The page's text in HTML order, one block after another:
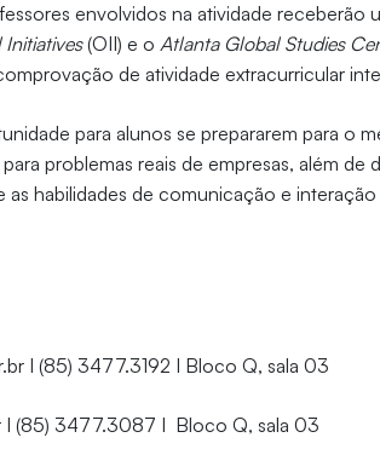
envolvidos na atividade receberão
(OII) e oAtlanta Global Studies
de atividade extracurricular
para alunos se prepararem para o
problemas reais de empresas, além de
habilidades de comunicação e
I (85) 3477.3192 I Bloco Q, sala 03
I (85) 3477.3087 I Bloco Q, sala 03